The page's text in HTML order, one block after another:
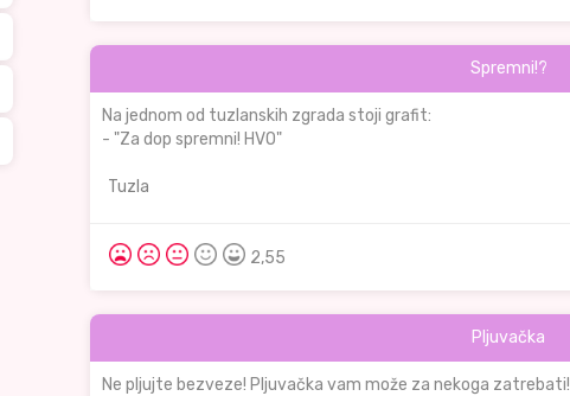
Spremni!?
Na jednom od tuzlanskih zgrada stoji grafit:
- "Za dop spremni! HVO"
Tuzla
2,55
Pljuvačka
Ne pljujte bezveze! Pljuvačka vam može za nekoga zatrebati!